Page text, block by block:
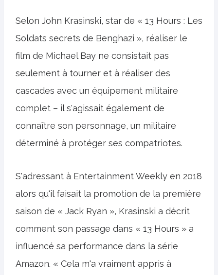
Selon John Krasinski, star de « 13 Hours : Les
Soldats secrets de Benghazi », réaliser le
film de Michael Bay ne consistait pas
seulement à tourner et à réaliser des
cascades avec un équipement militaire
complet – il s'agissait également de
connaître son personnage, un militaire
déterminé à protéger ses compatriotes.
S'adressant à Entertainment Weekly en 2018
alors qu'il faisait la promotion de la première
saison de « Jack Ryan », Krasinski a décrit
comment son passage dans « 13 Hours » a
influencé sa performance dans la série
Amazon. « Cela m'a vraiment appris à